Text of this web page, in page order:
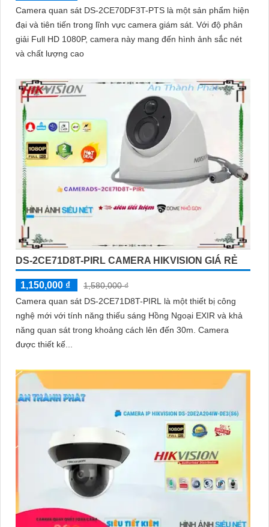
Camera quan sát DS-2CE70DF3T-PTS là một sản phẩm hiện
đại và tiên tiến trong lĩnh vực camera giám sát. Với độ phân
giải Full HD 1080P, camera này mang đến hình ảnh sắc nét
và chất lượng cao
DS-2CE71D8T-PIRL CAMERA HIKVISION GIÁ RẺ
1,150,000 ₫
1,580,000 ₫
Camera quan sát DS-2CE71D8T-PIRL là một thiết bị công
nghệ mới với tính năng thiếu sáng Hồng Ngoại EXIR và khả
năng quan sát trong khoảng cách lên đến 30m. Camera
được thiết kế...